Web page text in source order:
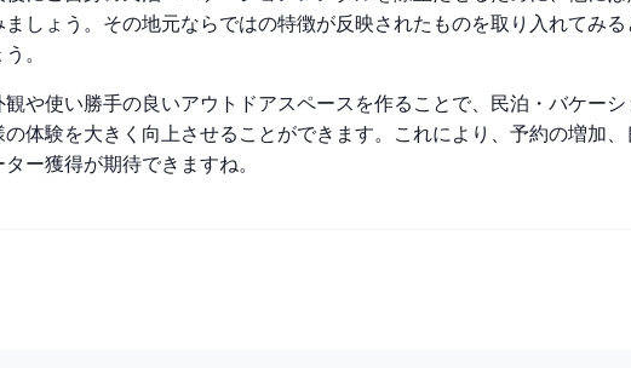
ましょう。その地元ならではの特徴が反映されたものを取り入れてみ
。
観や使い勝手の良いアウトドアスペースを作ることで、民泊・バケー
の体験を大きく向上させることができます。これにより、予約の増加
ター獲得が期待できますね。